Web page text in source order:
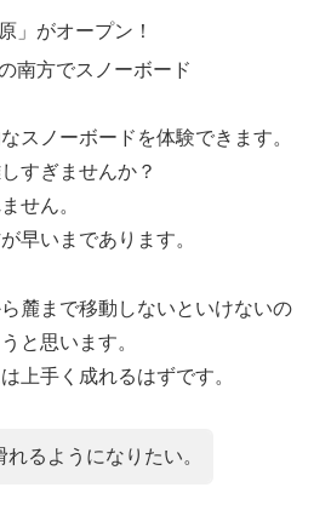
」がオープン！
南方でスノーボード
スノーボードを体験できます。
すぎませんか？
せん。
早いまであります。
麓まで移動しないといけないの
と思います。
上手く成れるはずです。
るようになりたい。